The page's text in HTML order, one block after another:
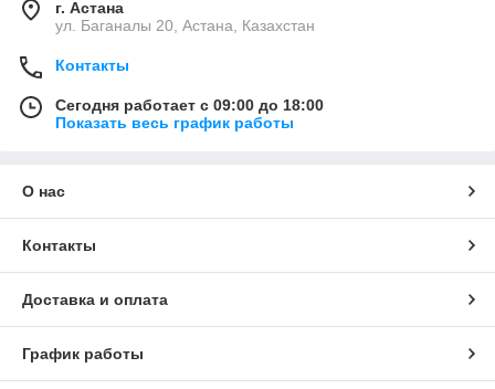
г. Астана
ул. Баганалы 20, Астана, Казахстан
Контакты
Сегодня работает с 09:00 до 18:00
Показать весь график работы
О нас
Контакты
Доставка и оплата
График работы